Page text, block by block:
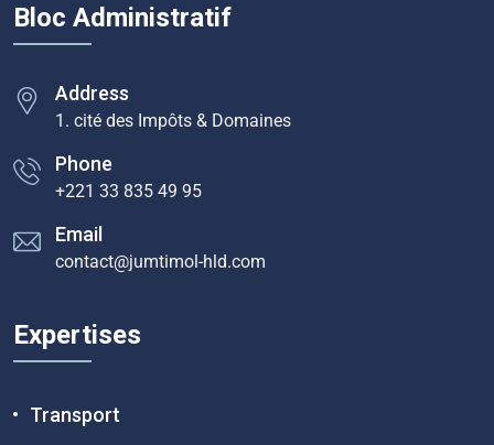
Bloc Administratif
Address
1. cité des Impôts & Domaines
Phone
+221 33 835 49 95
Email
contact@jumtimol-hld.com
Expertises
Transport